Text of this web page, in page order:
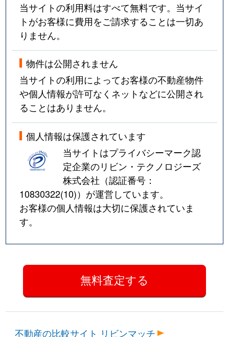
当サイトの利用料はすべて無料です。当サイ
トがお客様に費用をご請求することは一切あ
りません。
物件は公開されません
当サイトの利用によってお客様の不動産物件
や個人情報が許可なくネットなどに公開され
ることはありません。
個人情報は保護されています
当サイトはプライバシーマーク認
定企業のリビン・テクノロジーズ
株式会社（認証番号：
10830322(10)）が運営しています。
お客様の個人情報は大切に保護されていま
す。
不動産の比較サイト リビンマッチ